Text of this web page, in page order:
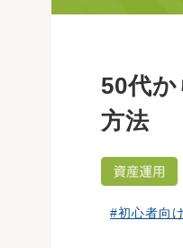
50代
方法
#初心者向け